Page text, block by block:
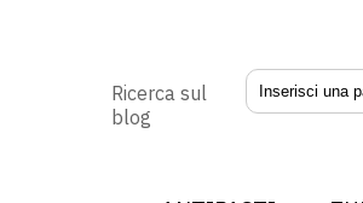
Ricerca sul
blog